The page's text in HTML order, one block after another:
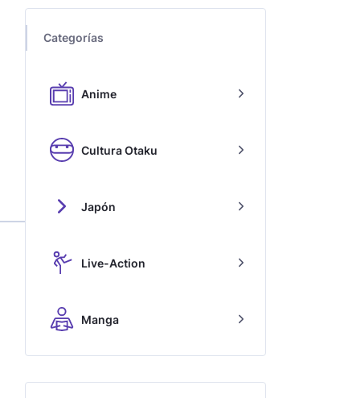
Categorías
Anime
Cultura Otaku
Japón
Live-Action
Manga